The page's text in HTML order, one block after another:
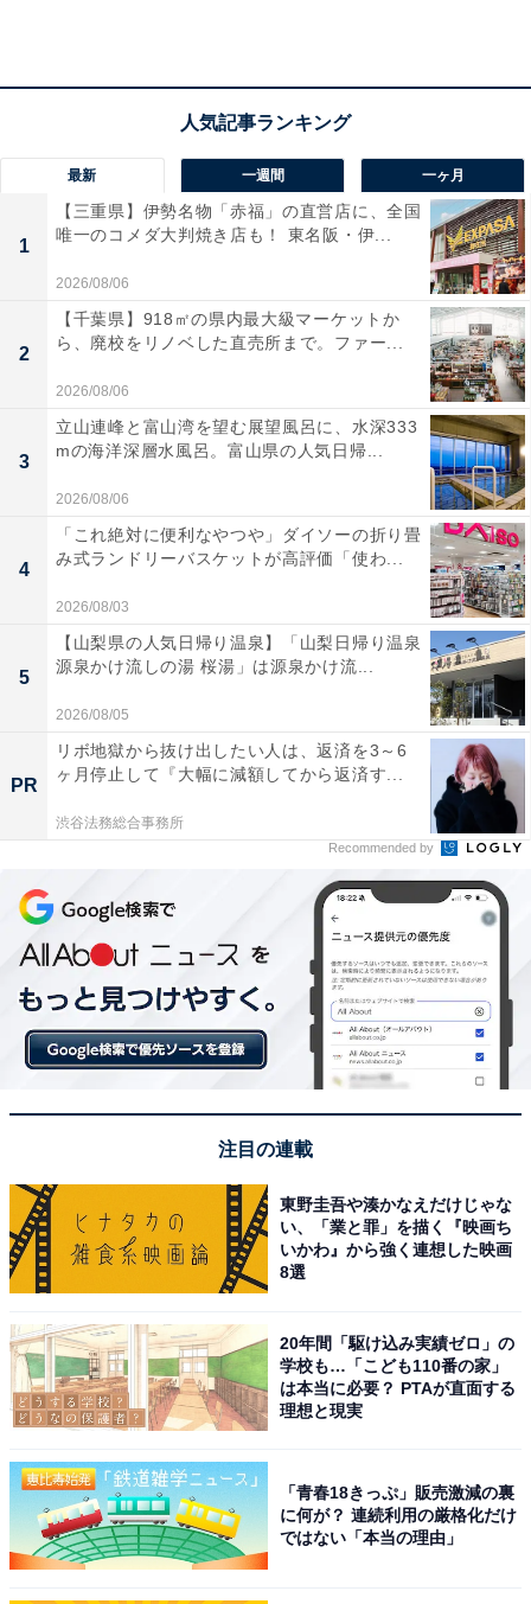
定用の紐があるので、それをシートに回してしっかりと
上部の取付ベルトをヘッドレストのシャフトにかけてしっかり固定
上部分の取付ベルトをヘッドレストのシャフトに外側か
らかけ、ベルトで調整します。その後ヘッドレストをで
きるだけ下げると、しっかりと固定ができます。
3COINSの「シートバックポケット」はシャフトが2本タ
イプの車用で、シャフトが1本の場合には取り付けがで
大きさは、一般的なサイズの乗用車の場合、シートの裏
側全体を覆うくらい。耐荷重は、10kgとなっています。
収納スペースが細かく分かれていて、ものがごち
ゃごちゃにならない
最新 一週間 一ヶ月
1
【三重県】伊勢名物「赤福」の直営店に、全国
唯一のコメダ大判焼き店も！ 東名阪・伊...
2026/08/06
2
【千葉県】918㎡の県内最大級マーケットか
ら、廃校をリノベした直売所まで。ファー...
2026/08/06
3
立山連峰と富山湾を望む展望風呂に、水深333
mの海洋深層水風呂。富山県の人気日帰...
2026/08/06
4
「これ絶対に便利なやつや」ダイソーの折り畳
み式ランドリーバスケットが高評価「使わ...
2026/08/03
5
【山梨県の人気日帰り温泉】「山梨日帰り温泉
源泉かけ流しの湯 桜湯」は源泉かけ流...
2026/08/05
PR
リボ地獄から抜け出したい人は、返済を3～6
ヶ月停止して『大幅に減額してから返済す...
渋谷法務総合事務所
Recommended by
注目の連載
東野圭吾や湊かなえだけじゃな
い、「業と罪」を描く『映画ち
いかわ』から強く連想した映画
8選
20年間「駆け込み実績ゼロ」の
学校も…「こども110番の家」
は本当に必要？ PTAが直面する
理想と現実
「青春18きっぷ」販売激減の裏
に何が？ 連続利用の厳格化だけ
ではない「本当の理由」